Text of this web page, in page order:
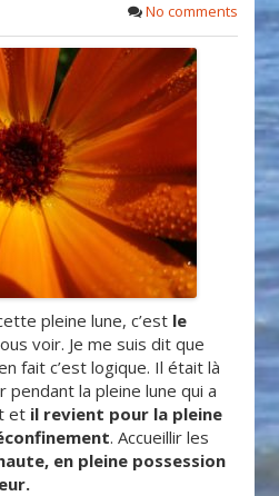
No comments
pleine lune, c’est le
voir. Je me suis dit que
fait c’est logique. Il était là
pendant la pleine lune qui a
et il revient pour la pleine
. Accueillir les
en pleine possession